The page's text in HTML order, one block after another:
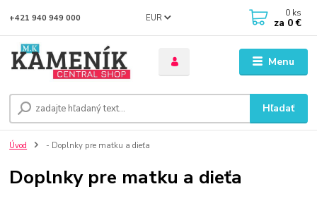
Menu
EUR
Hľadať
+421 940 949 000 0 ks
za 0 €
Úvod - Doplnky pre matku a dieťa
Doplnky pre matku a dieťa